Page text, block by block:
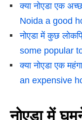
क्या नोएडा एक
Noida a good
नोएडा में कुछ
some popular
क्या नोएडा एक
an expensive
नोएडा में